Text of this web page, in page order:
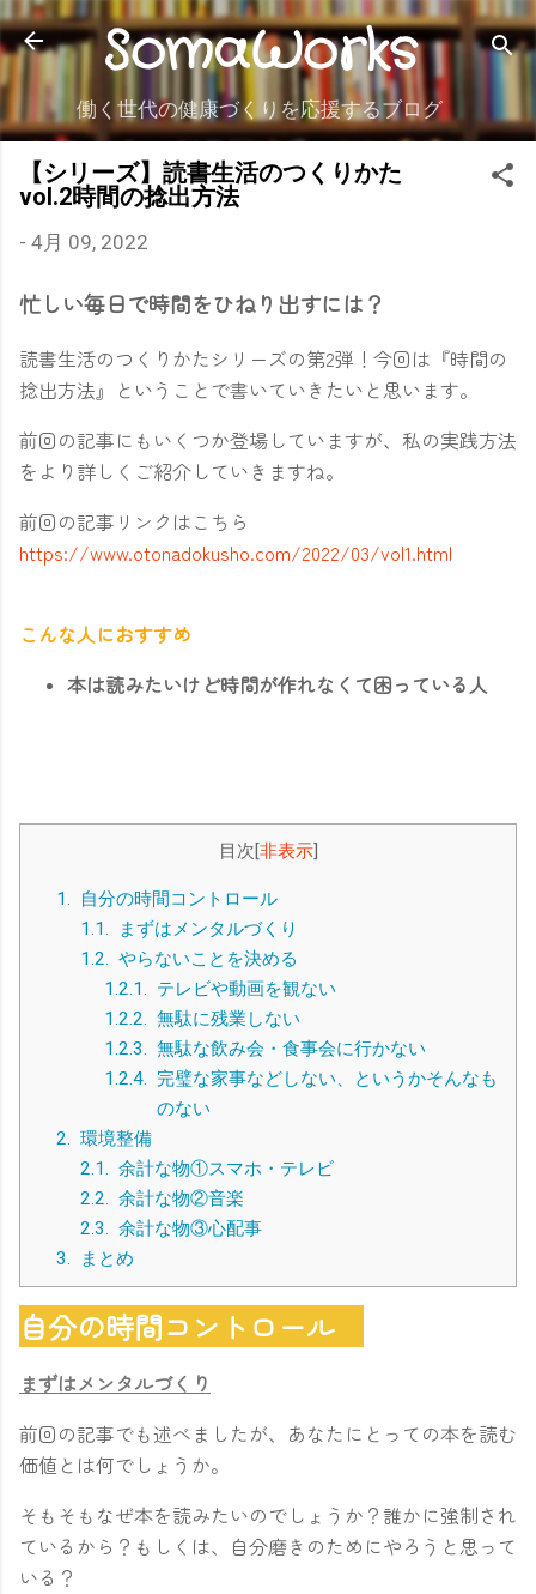
スキップしてメイン コンテンツに移動
SomaWorks
働く世代の健康づくりを応援するブログ
【シリーズ】読書生活のつくりかた
vol.2時間の捻出方法
- 4月 09, 2022
忙しい毎日で時間をひねり出すには？
読書生活のつくりかたシリーズの第2弾！今回は『時間の
捻出方法』ということで書いていきたいと思います。
前回の記事にもいくつか登場していますが、私の実践方法
をより詳しくご紹介していきますね。
前回の記事リンクはこちら
https://www.otonadokusho.com/2022/03/vol1.html
こんな人におすすめ
本は読みたいけど時間が作れなくて困っている人
目次 非表示]
1.
自分の時間コントロール
1.1.
まずはメンタルづくり
1.2. やらないことを決める
1.2.1. テレビや動画を観ない
1.2.2. 無駄に残業しない
1.2.3. 無駄な飲み会・食事会に行かない
1.2.4. 完璧な家事などしない、というかそんなも
のない
2. 環境整備
2.1. 余計な物①スマホ・テレビ
2.2. 余計な物②音楽
2.3. 余計な物③心配事
3.
まとめ
自分の時間コントロール
まずはメンタルづくり
前回の記事でも述べましたが、あなたにとっての本を読む
価値とは何でしょうか。
そもそもなぜ本を読みたいのでしょうか？誰かに強制され
ているから？もしくは、自分磨きのためにやろうと思って
いる？